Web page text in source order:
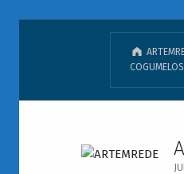
COGUMELOS